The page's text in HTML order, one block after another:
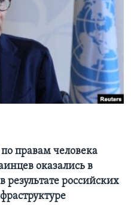
правам человека
оказались в
российских